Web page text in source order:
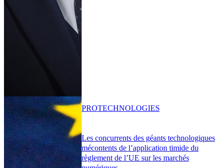
Les concurrents des géants technologiques
mécontents de l’application timide du
règlement de l’UE sur les marchés
PROTECHNOLOGIES